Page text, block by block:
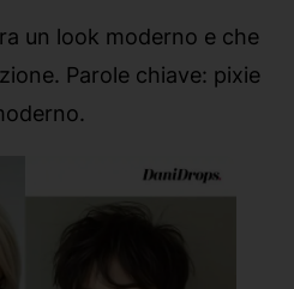
un look moderno e che
Parole chiave: pixie